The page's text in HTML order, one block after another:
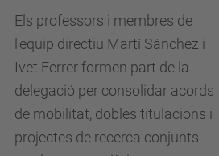
Els professors i membres de
l'equip directiu Martí Sánchez i
Ivet Ferrer formen part de la
delegació per consolidar acords
de mobilitat, dobles titulacions i
projectes de recerca conjunts